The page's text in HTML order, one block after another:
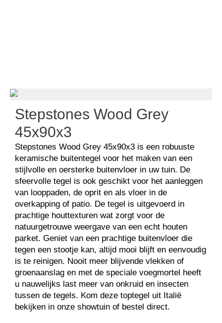
Stepstones Wood Grey
Stepstones Wood Grey
45x90x3
Stepstones Wood Grey 45x90x3 is een robuuste
keramische buitentegel voor het maken van een
stijlvolle en oersterke buitenvloer in uw tuin. De
sfeervolle tegel is ook geschikt voor het aanleggen
van looppaden, de oprit en als vloer in de
overkapping of patio. De tegel is uitgevoerd in
prachtige houttexturen wat zorgt voor de
natuurgetrouwe weergave van een echt houten
parket. Geniet van een prachtige buitenvloer die
tegen een stootje kan, altijd mooi blijft en eenvoudig
is te reinigen. Nooit meer blijvende vlekken of
groenaanslag en met de speciale voegmortel heeft
u nauwelijks last meer van onkruid en insecten
tussen de tegels. Kom deze toptegel uit Italië
bekijken in onze showtuin of bestel direct.